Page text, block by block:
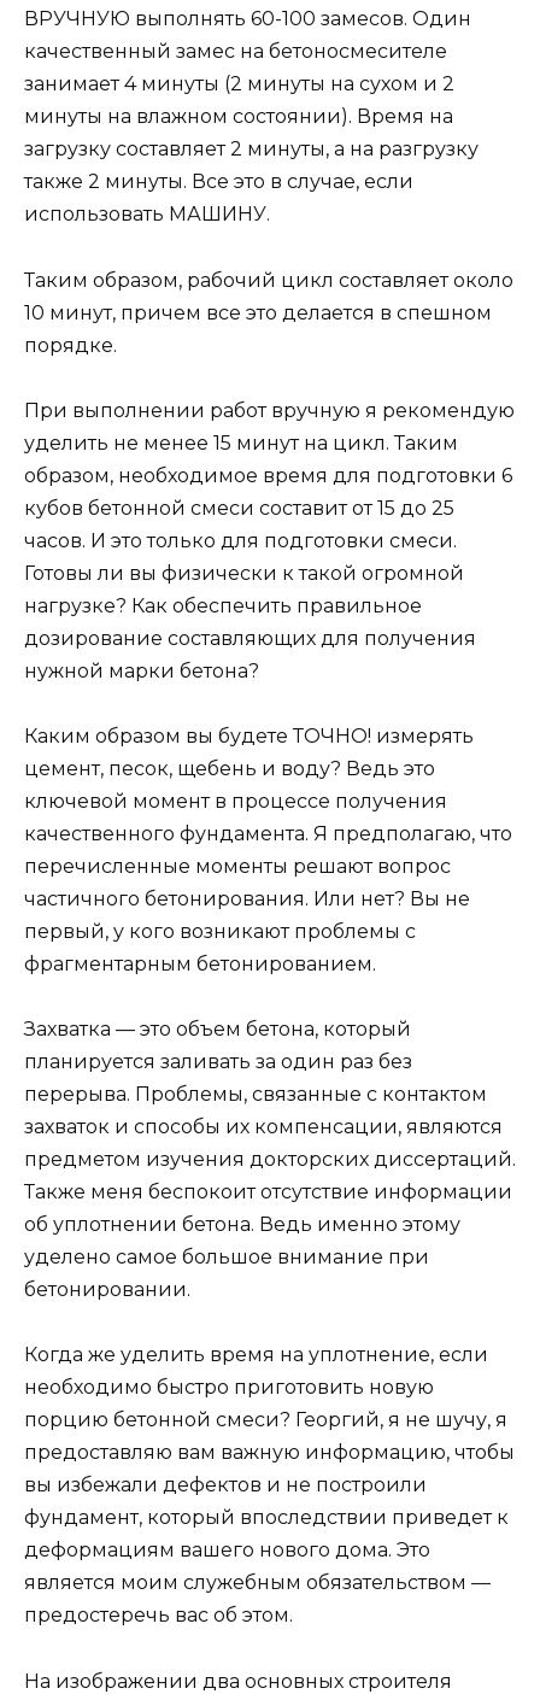
ВРУЧНУЮ выполнять 60-100 замесов. Один
качественный замес на бетоносмесителе
занимает 4 минуты (2 минуты на сухом и 2
минуты на влажном состоянии). Время на
загрузку составляет 2 минуты, а на разгрузку
также 2 минуты. Все это в случае, если
использовать МАШИНУ.
Таким образом, рабочий цикл составляет около
10 минут, причем все это делается в спешном
порядке.
При выполнении работ вручную я рекомендую
уделить не менее 15 минут на цикл. Таким
образом, необходимое время для подготовки 6
кубов бетонной смеси составит от 15 до 25
часов. И это только для подготовки смеси.
Готовы ли вы физически к такой огромной
нагрузке? Как обеспечить правильное
дозирование составляющих для получения
нужной марки бетона?
Каким образом вы будете ТОЧНО! измерять
цемент, песок, щебень и воду? Ведь это
ключевой момент в процессе получения
качественного фундамента. Я предполагаю, что
перечисленные моменты решают вопрос
частичного бетонирования. Или нет? Вы не
первый, у кого возникают проблемы с
фрагментарным бетонированием.
Захватка — это объем бетона, который
планируется заливать за один раз без
перерыва. Проблемы, связанные с контактом
захваток и способы их компенсации, являются
предметом изучения докторских диссертаций.
Также меня беспокоит отсутствие информации
об уплотнении бетона. Ведь именно этому
уделено самое большое внимание при
бетонировании.
Когда же уделить время на уплотнение, если
необходимо быстро приготовить новую
порцию бетонной смеси? Георгий, я не шучу, я
предоставляю вам важную информацию, чтобы
вы избежали дефектов и не построили
фундамент, который впоследствии приведет к
деформациям вашего нового дома. Это
является моим служебным обязательством —
предостеречь вас об этом.
На изображении два основных строителя